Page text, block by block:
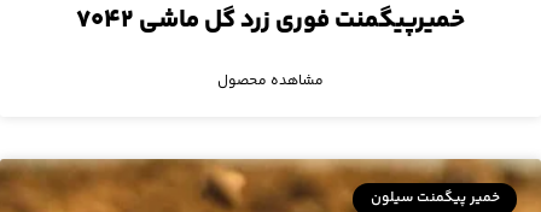
خمیرپیگمنت فوری زرد گل ماشی ۷۰۴۲
مشاهده محصول
خمیر پیگمنت سیلون